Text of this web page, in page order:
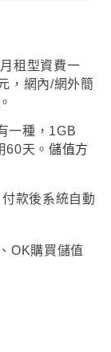
租型資費一
，網內/網外簡
。
一種 ，1GB
60天 。 儲值方
款後系統自動
OK購買儲值